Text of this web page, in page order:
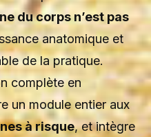
du corps n’est pas
anatomique et
de la pratique.
complète en
un module entier aux
à risque, et intègre